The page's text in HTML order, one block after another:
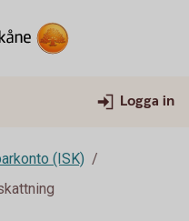
Logga in
(ISK)